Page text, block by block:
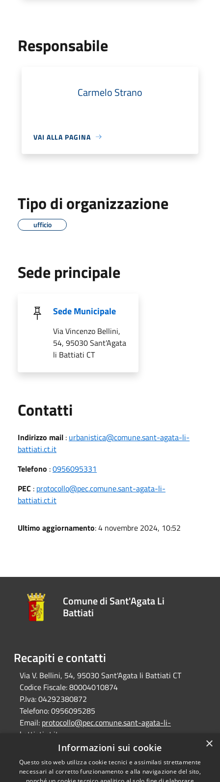
Responsabile
Carmelo Strano
VAI ALLA PAGINA
Tipo di organizzazione
ufficio
Sede principale
Sede Municipale
Via Vincenzo Bellini,
54, 95030 Sant'Agata
li Battiati CT
Contatti
Indirizzo mail : urbanistica@comune.sant-agata-li-
battiati.ct.it
Telefono :0956095331
PEC : protocollo@pec.comune.sant-agata-li-
battiati.ct.it
Ultimo aggiornamento: 4 novembre 2024, 10:52
Comune di Sant'Agata Li
Battiati
Recapiti e contatti
Via V. Bellini, 54, 95030 Sant'Agata li Battiati CT
Codice Fiscale:80004010874
P.Iva:04292380872
Telefono:0956095285
Email: protocollo@pec.comune.sant-agata-li-
battiati.ct.it
protocollo@pec.comune.sant-agata-li-
battiati.ct.it
×
Informazioni sui cookie
Questo sito web utilizza cookie tecnici e assimilati strettamente
necessari al corretto funzionamento e alla navigazione del sito,